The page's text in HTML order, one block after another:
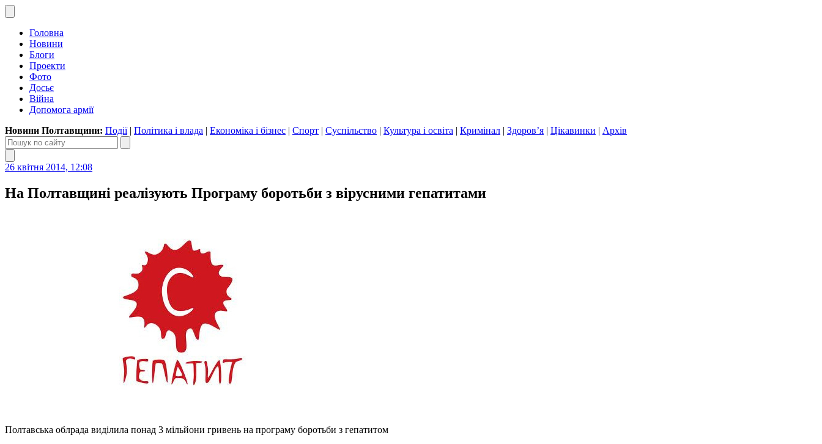
Головна
Новини
Блоги
Проекти
Фото
Досьє
Війна
Допомога армії
Новини Полтавщини: Події| Політика і влада | Економіка і бізнес | Спорт | Суспільство | Культура і освіта | Кримінал | Здоров’я | Цікавинки | Архів
26 квітня 2014, 12:08
На Полтавщині реалізують Програму боротьби з вірусними гепатитами
Полтавська облрада виділила понад 3 мільйони гривень на програму боротьби з гепатитом